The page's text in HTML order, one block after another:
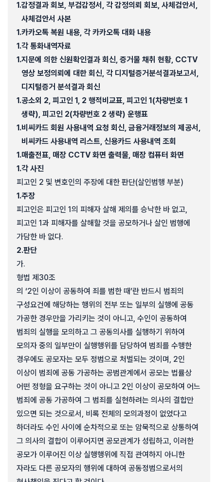
1.감정결과 회보, 부검감정서, 각 감정의뢰 회보, 사체검안서,
사체검안서 사본
1.카카오톡 복원 내용, 각 카카오톡 대화 내용
1.각 통화내역자료
1.지문에 의한 신원확인결과 회신, 증거물 채취 현황, CCTV
영상 보정의뢰에 대한 회신, 각 디지털증거분석결과보고서,
디지털증거 분석결과 회신
1.공소외 2, 피고인 1, 2 행적비교표, 피고인 1(차량번호 1
생략), 피고인 2(차량번호 2 생략) 운행표
1.비씨카드 회원 사용내역 요청 회신, 금융거래정보의 제공서,
비씨카드 사용내역 리스트, 신용카드 사용내역 조회
1.매출전표, 매장 CCTV 화면 출력물, 매장 컴퓨터 화면
1.각 사진
피고인 2 및 변호인의 주장에 대한 판단(살인범행 부분)
1.주장
피고인은 피고인 1의 피해자 살해 제의를 승낙한 바 없고,
피고인 1과 피해자를 살해할 것을 공모하거나 살인 범행에
가담한 바 없다.
2.판단
가.
형법 제30조
의 ‘2인 이상이 공동하여 죄를 범한 때’란 반드시 범죄의
구성요건에 해당하는 행위의 전부 또는 일부의 실행에 공동
가공한 경우만을 가리키는 것이 아니고, 수인이 공동하여
범죄의 실행을 모의하고 그 공동의사를 실행하기 위하여
모의자 중의 일부만이 실행행위를 담당하여 범죄를 수행한
경우에도 공모자는 모두 정범으로 처벌되는 것이며, 2인
이상이 범죄에 공동 가공하는 공범관계에서 공모는 법률상
어떤 정형을 요구하는 것이 아니고 2인 이상이 공모하여 어느
범죄에 공동 가공하여 그 범죄를 실현하려는 의사의 결합만
있으면 되는 것으로서, 비록 전체의 모의과정이 없었다고
하더라도 수인 사이에 순차적으로 또는 암묵적으로 상통하여
그 의사의 결합이 이루어지면 공모관계가 성립하고, 이러한
공모가 이루어진 이상 실행행위에 직접 관여하지 아니한
자라도 다른 공모자의 행위에 대하여 공동정범으로서의